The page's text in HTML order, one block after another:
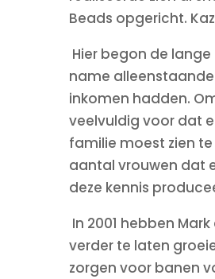
Beads opgericht.
Hier begon de
name
inkomen hadden.
veelvuldig voor dat
familie moest zien
aantal vrouwen dat
deze kennis
In 2001 hebben
verder te laten
zorgen voor banen